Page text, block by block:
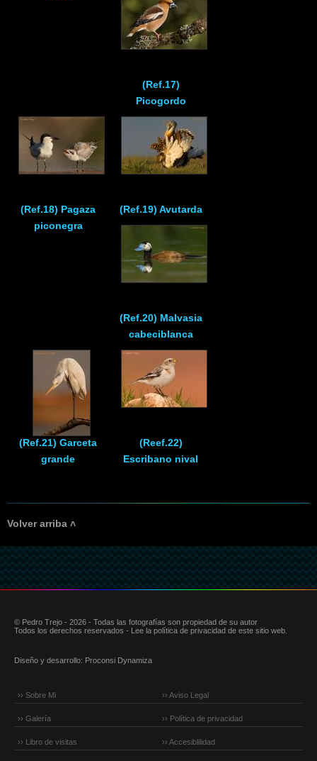
(Ref.17)
Picogordo
(Ref.18) Pagaza
piconegra
(Ref.19) Avutarda
(Ref.20) Malvasia
cabeciblanca
(Ref.21) Garceta
grande
(Reef.22)
Escribano nival
Volver arriba ˄
© Pedro Trejo - 2026 - Todas las fotografías son propiedad de su autor
Todos los derechos reservados - Lee la política de privacidad de este sitio web.
Diseño y desarrollo: Proconsi Dynamiza
›› Sobre Mi
›› Galería
›› Libro de visitas
›› Aviso Legal
›› Política de privacidad
›› Accesiblilidad